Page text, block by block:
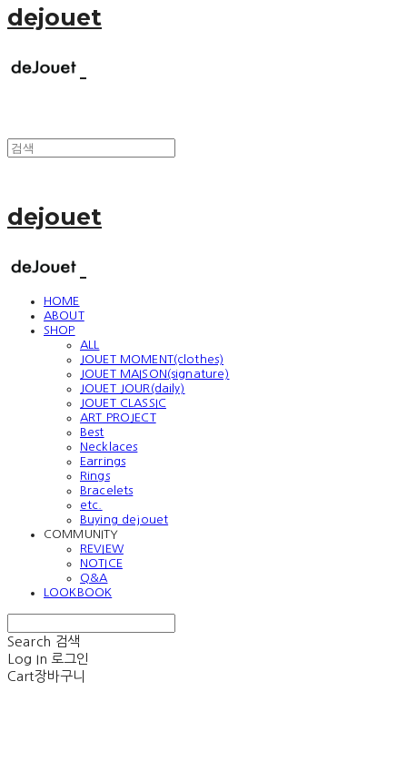
dejouet
dejouet
HOME
ABOUT
SHOP
ALL
JOUET MOMENT(clothes)
JOUET MAISON(signature)
JOUET JOUR(daily)
JOUET CLASSIC
ART PROJECT
Best
Necklaces
Earrings
Rings
Bracelets
etc.
Buying dejouet
COMMUNITY
REVIEW
NOTICE
Q&A
LOOKBOOK
Search 검색
Log In 로그인
Cart장바구니